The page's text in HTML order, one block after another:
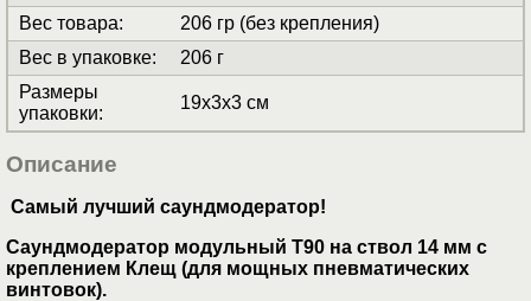
Вес товара:
206 гр (без крепления)
Вес в упаковке:
206 г
Размеры
упаковки:
19x3x3 см
Описание
Самый лучший саундмодератор!
Саундмодератор модульный T90 на ствол 14 мм с
креплением Клещ (для мощных пневматических
винтовок).